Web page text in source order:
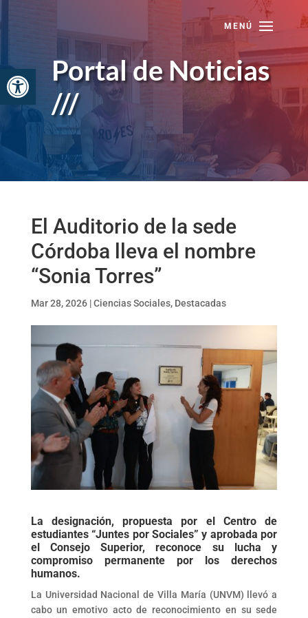
Abrir barra de herramientas
Portal de Noticias
///
El Auditorio de la sede
Córdoba lleva el nombre
“Sonia Torres”
Mar 28, 2026|Ciencias Sociales, Destacadas
La designación, propuesta por el Centro de
estudiantes “Juntes por Sociales” y aprobada por
el Consejo Superior, reconoce su lucha y
compromiso permanente por los derechos
humanos.
La Universidad Nacional de Villa María (UNVM) llevó a
cabo un emotivo acto de reconocimiento en su sede